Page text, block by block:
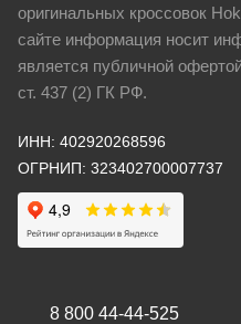
оригинальных кроссовок
сайте информация носит
является публичной
ст. 437 (2) ГК РФ.
ИНН: 402920268596
ОГРНИП: 323402700007737
8 800 44-44-525